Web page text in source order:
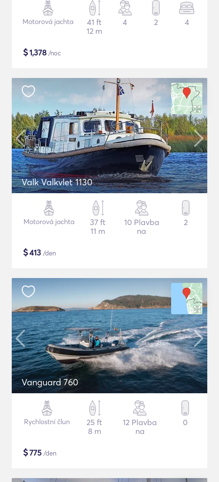
Motorová jachta
41 ft
12 m
4 2 4
$1,378 /noc
Valk Valkvlet 1130
Motorová jachta
37 ft
11 m
10 Plavba
na
2
$413 /den
Vanguard 760
Rychlostní člun
25 ft
8 m
12 Plavba
na
0
$775 /den